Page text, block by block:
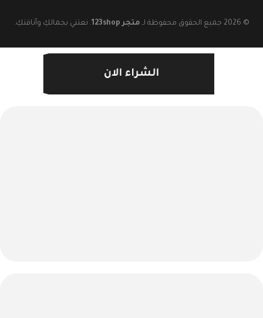
© 2026 جميع الحقوق محفوظة لـ متجر 123shop . نعتني بجمالكِ وأناقتكِ.
الشراء الان